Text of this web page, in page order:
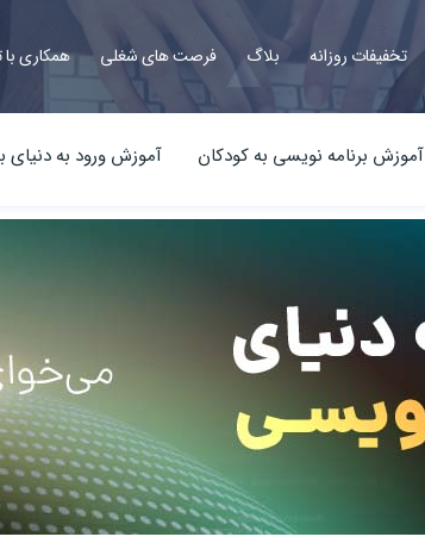
تخفیفات روزانه بلاگ فرصت های شغلی همکاری
آموزش برنامه نویسی به کودکان آموزش ورود به دنیای